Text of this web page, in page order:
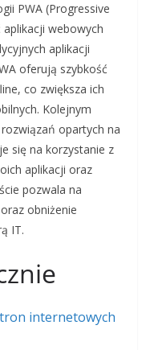
PWA (Progressive
aplikacji webowych
aplikacji
oferują szybkość
co zwiększa ich
Kolejnym
opartych na
się na korzystanie z
aplikacji oraz
pozwala na
obniżenie
IT.
internetowych